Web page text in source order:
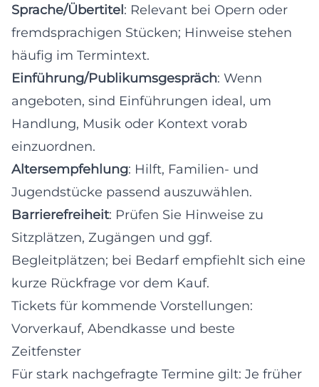
Sprache/Übertitel: Relevant bei Opern oder
fremdsprachigen Stücken; Hinweise stehen
häufig im Termintext.
Einführung/Publikumsgespräch: Wenn
angeboten, sind Einführungen ideal, um
Handlung, Musik oder Kontext vorab
einzuordnen.
Altersempfehlung: Hilft, Familien- und
Jugendstücke passend auszuwählen.
Barrierefreiheit: Prüfen Sie Hinweise zu
Sitzplätzen, Zugängen und ggf.
Begleitplätzen; bei Bedarf empfiehlt sich eine
kurze Rückfrage vor dem Kauf.
Tickets für kommende Vorstellungen:
Vorverkauf, Abendkasse und beste
Zeitfenster
Für stark nachgefragte Termine gilt: Je früher